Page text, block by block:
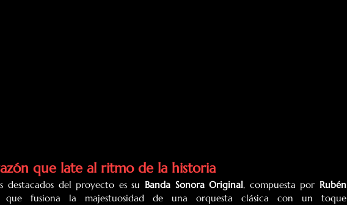
que late al ritmo de la historia
destacados del proyecto es su Banda Sonora Original, compuesta por Rubén
que fusiona la majestuosidad de una orquesta clásica con un toque